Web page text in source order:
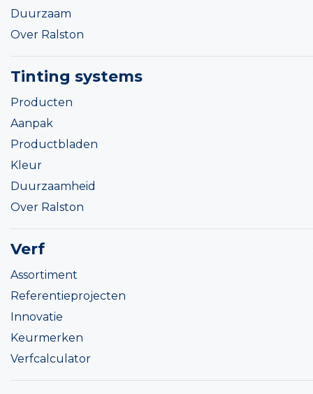
Duurzaam
Over Ralston
Tinting systems
Producten
Aanpak
Productbladen
Kleur
Duurzaamheid
Over Ralston
Verf
Assortiment
Referentieprojecten
Innovatie
Keurmerken
Verfcalculator